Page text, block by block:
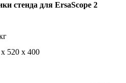
стенда для ErsaScope 2
x 520 x 400